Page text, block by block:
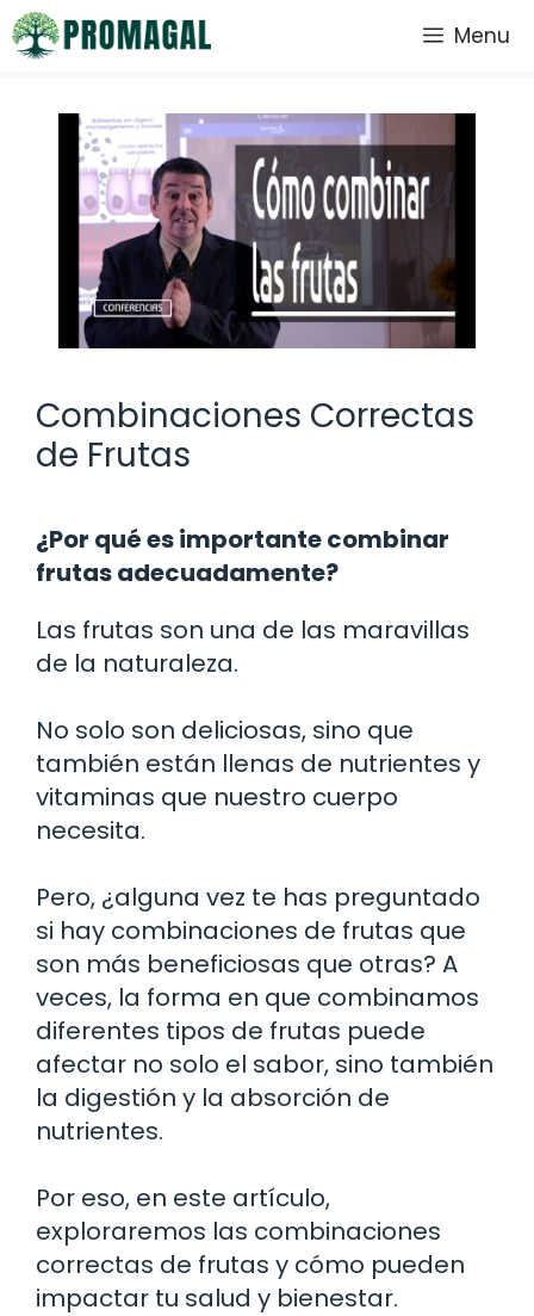
Saltar
al
Menu
Combinaciones Correctas
de Frutas
¿Por qué es importante combinar
frutas adecuadamente?
Las frutas son una de las maravillas
de la naturaleza.
No solo son deliciosas, sino que
también están llenas de nutrientes y
vitaminas que nuestro cuerpo
necesita.
Pero, ¿alguna vez te has preguntado
si hay combinaciones de frutas que
son más beneficiosas que otras? A
veces, la forma en que combinamos
diferentes tipos de frutas puede
afectar no solo el sabor, sino también
la digestión y la absorción de
nutrientes.
Por eso, en este artículo,
exploraremos las combinaciones
correctas de frutas y cómo pueden
impactar tu salud y bienestar.